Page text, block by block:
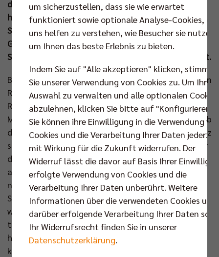
der Stadt Berlin eintragen und wurde dabei ebenso
herzlich von der Senatorin für Inneres und Sport, Iris
Spranger, in Empfang genommen. Die feierliche
Gelegenheit nutzten Hauptstadtclub und
Spitzenpolitik für ein Meisterfoto der besonderen Art.
Bereits zum vierten Mal empfing Kai Wegner die Berlin
Recycling Volleys im festlichen Saal des Roten
Rathauses, wo dem alten und neuen Deutschen
Meister erneut eine große Ehre zuteilwurde. Dabei gab
der Regierende zu: „Ich habe mir in dieser Saison ganz
schön Sorgen gemacht. Aber in den Playoffs wart ihr
da. Darauf kommt es an. Zur Stelle zu sein, wenn es
am wichtigsten ist. Aber auf Lüneburg müssen wir
nächstes Jahr noch ein bisschen besser aufpassen.
Sie werden immer stärker.“ Die leichten Zweifel
wurden schließlich weggewischt und an deren Stelle
trat die Freude über eine meisterliche Dekade: „Ich
habe mich gefragt, warum auf der Meisterschale
keine Vereinsnamen sind. Das wäre seit zehn Jahren
um sicherzustellen, dass sie wie erwartet
funktioniert sowie optionale Analyse-Cookies, die
uns helfen zu verstehen, wie Besucher sie nutzen,
um Ihnen das beste Erlebnis zu bieten.
Indem Sie auf "Alle akzeptieren" klicken, stimmen
Sie unserer Verwendung von Cookies zu. Um Ihre
Auswahl zu verwalten und alle optionalen Cookies
abzulehnen, klicken Sie bitte auf "Konfigurieren".
Sie können ihre Einwilligung in die Verwendung
Cookies und die Verarbeitung Ihrer Daten
mit Wirkung für die Zukunft widerrufen. Der
Widerruf lässt die davor auf Basis Ihrer
erfolgte Verwendung von Cookies und die
Verarbeitung Ihrer Daten unberührt. Weitere
Informationen über die verwendeten Cookies und
darüber erfolgende Verarbeitung Ihrer Daten
Ihr Widerrufsrecht finden Sie in unserer
Datenschutzerklärung.